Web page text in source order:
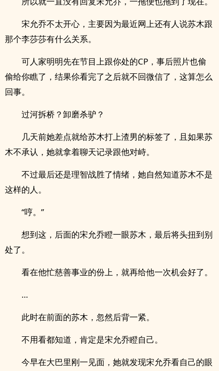
宋允乔不太开心，主要因为最近网上还有人说苏木跟
那个李莎莎有什么关系。
可人家明明先在节目上跟你处的CP，事后照片也偷
偷给你瞧了，结果伱看完了之后就不回微信了，这算怎么
回事。
过河拆桥？卸磨杀驴？
几天前她差点就给苏木打上渣男的标签了，且如果苏
木不承认，她就拿着聊天记录跟他对峙。
不过最后还是理智战胜了情绪，她自然知道苏木不是
这样的人。
“哼。”
想到这，后面的宋允乔瞪一眼苏木，最后将头扭到别
处了。
看在他忙慈善事业的份上，就再给他一次机会好了。
…
此时在前面的苏木，忽然后背一紧。
不用看都知道，肯定是宋允乔瞪自己。
今早在大巴里刚一见面，她就发现宋允乔看自己的眼